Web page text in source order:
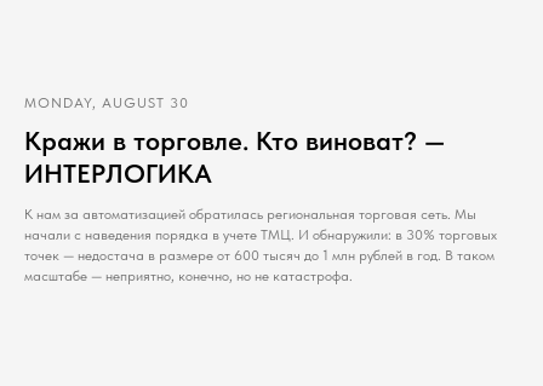
MONDAY, AUGUST 30
Кражи в торговле. Кто виноват? —
ИНТЕРЛОГИКА
К нам за автоматизацией обратилась региональная торговая сеть. Мы
начали с наведения порядка в учете ТМЦ. И обнаружили: в 30% торговых
точек — недостача в размере от 600 тысяч до 1 млн рублей в год. В таком
масштабе — неприятно, конечно, но не катастрофа.